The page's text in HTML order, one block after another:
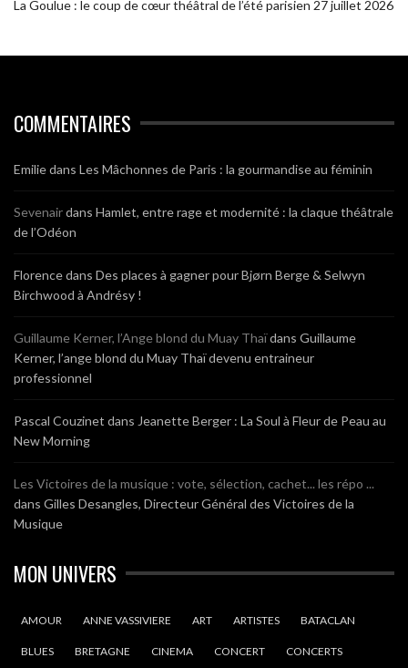
La Goulue : le coup de cœur théâtral de l’été parisien 27 juillet 2026
COMMENTAIRES
Emiliedans Les Mâchonnes de Paris : la gourmandise au féminin
Sevenairdans Hamlet, entre rage et modernité : la claque théâtrale
de l’Odéon
Florencedans Des places à gagner pour Bjørn Berge & Selwyn
Birchwood à Andrésy !
Guillaume Kerner, l’Ange blond du Muay Thaïdans Guillaume
Kerner, l’ange blond du Muay Thaï devenu entraineur
professionnel
Pascal Couzinet dans Jeanette Berger : La Soul à Fleur de Peau au
New Morning
Les Victoires de la musique : vote, sélection, cachet... les répo ...
dans Gilles Desangles, Directeur Général des Victoires de la
Musique
MON UNIVERS
AMOUR ANNE VASSIVIERE ART ARTISTES BATACLAN
BLUES BRETAGNE CINEMA CONCERT CONCERTS